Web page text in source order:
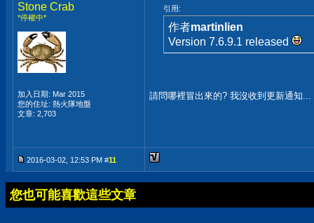
Stone Crab
*停權中*
加入日期: Mar 2015
您的住址: 熱火隊地盤
文章: 2,703
引用:
作者martinlien
Version 7.6.9.1 released
請問哪裡冒出來的? 我沒收到更新通知...
2016-03-02, 12:53 PM #11
您也可能喜歡這些文章